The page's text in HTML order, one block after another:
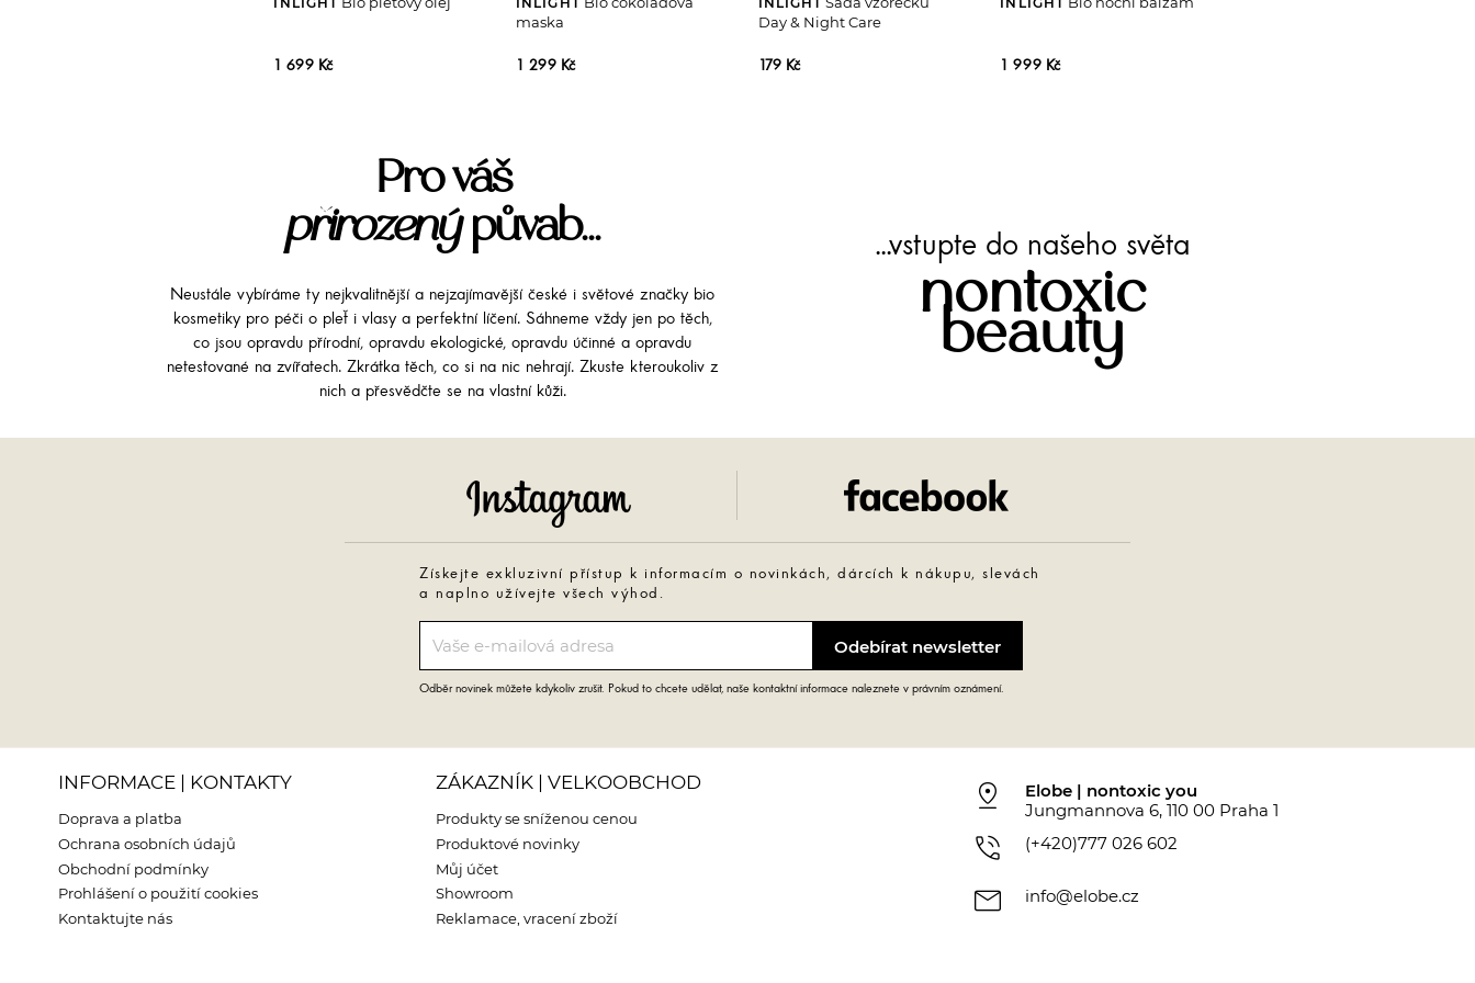
1 699 Kč
maska
1 299 Kč
Day & Night Care
179 Kč 1 999 Kč
Pro váš
přirozenýpůvab...
Neustále vybíráme ty nejkvalitnější a nejzajímavější české i světové značky bio
kosmetiky pro péči o pleť i vlasy a perfektní líčení. Sáhneme vždy jen po těch,
co jsou opravdu přírodní, opravdu ekologické, opravdu účinné a opravdu
netestované na zvířatech. Zkrátka těch, co si na nic nehrají. Zkuste kteroukoliv z
nich a přesvědčte se na vlastní kůži.
...vstupte do našeho světa
nontoxic
beauty
Získejte exkluzivní přístup k informacím o novinkách, dárcích k nákupu, slevách
a naplno užívejte všech výhod.
Odběr novinek můžete kdykoliv zrušit. Pokud to chcete udělat, naše kontaktní informace naleznete v právním oznámení.
INFORMACE | KONTAKTY
Doprava a platba
Ochrana osobních údajů
Obchodní podmínky
Prohlášení o použití cookies
Kontaktujte nás
ZÁKAZNÍK | VELKOOBCHOD
Produkty se sníženou cenou
Produktové novinky
Můj účet
Showroom
Reklamace, vracení zboží
pin_drop
Elobe | nontoxic you
Jungmannova 6, 110 00 Praha 1
phone_in_talk (+420)777 026 602
mail info@elobe.cz